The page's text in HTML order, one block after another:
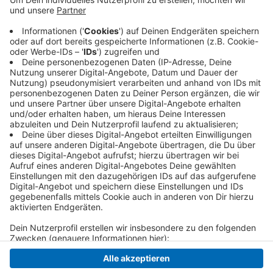
Wiedersehen mit Ex-KEV-Legende Daniel
Morgen Abend spielen die Pinguine auswärts in
Augsburg und am Donnerstag steht noch ein
Heimspiel gegen Straubing an.
Veröffentlicht:Montag, 22.03.2021 06:25
Anzeige